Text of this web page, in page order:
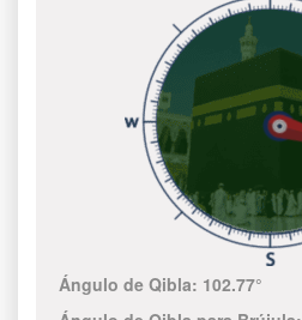
Ángulo de Qibla: 102.77°